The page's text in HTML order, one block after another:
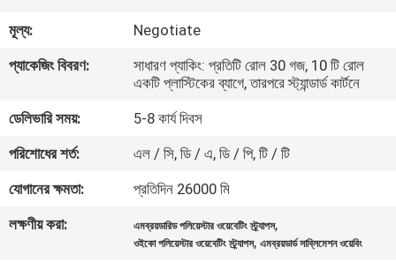
মান
নিয়ন্ত্রণ
যোগাযোগ
করুন
উদ্ধৃতির
মূল্য:
Negotiate
প্যাকেজিং বিবরণ:
সাধারণ প্যাকিং: প্রতিটি রোল 30 গজ, 10 টি রোল
একটি প্লাস্টিকের ব্যাগে, তারপরে স্ট্যান্ডার্ড কার্টনে
ডেলিভারি সময়:
5-8 কার্য দিবস
পরিশোধের শর্ত:
এল / সি, ডি / এ, ডি / পি, টি / টি
যোগানের ক্ষমতা:
প্রতিদিন 26000 মি
লক্ষণীয় করা:
এমব্রয়ডারিড পলিয়েস্টার ওয়েবেটিং স্ট্র্যাপস,
ওইকো পলিয়েস্টার ওয়েবেটিং স্ট্র্যাপস,এমব্রয়ডার্ড সাব্লিমেশন ওয়েবিং